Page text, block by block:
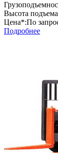
Высота
Цена*:По
Подробнее